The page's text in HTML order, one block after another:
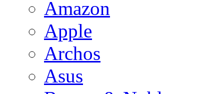
Amazon
Apple
Archos
Asus